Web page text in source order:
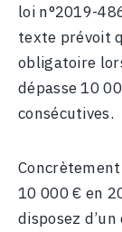
loi n°2019-
texte prévoit
obligatoire
dépasse 10
consécutives.
10 000 € en
disposez